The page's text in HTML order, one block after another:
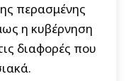
περασμένης
η κυβέρνηση
διαφορές που